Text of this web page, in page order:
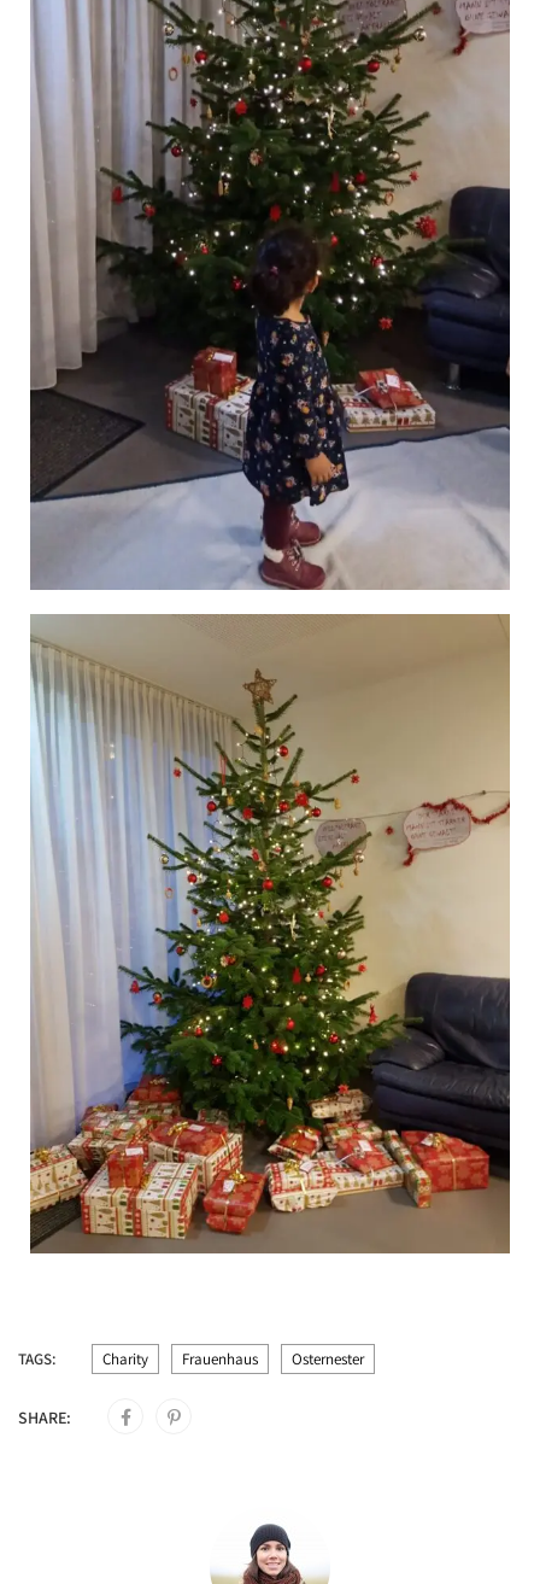
TAGS: Charity Frauenhaus Osternester
SHARE: